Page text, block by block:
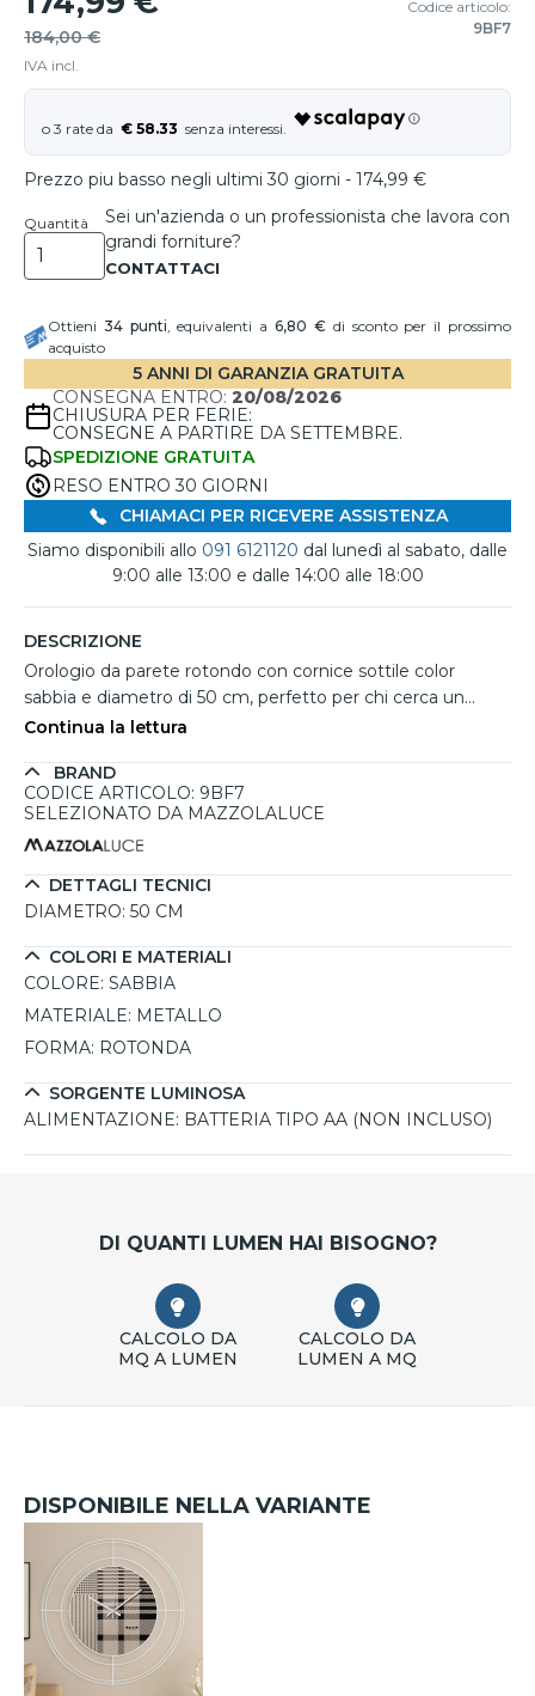
184,00 €
IVA incl.
Codice articolo:
9BF7
€ 58.33
Prezzo piu basso negli ultimi 30 giorni - 174,99 €
Quantità
Sei un'azienda o un professionista che lavora con
grandi forniture?
Ottieni 34punti, equivalenti a6,80 €di sconto per il prossimo
acquisto
5 ANNI DI GARANZIA GRATUITA
CONSEGNA ENTRO: 20/08/2026
CHIUSURA PER FERIE:
CONSEGNE A PARTIRE DA SETTEMBRE.
SPEDIZIONE GRATUITA
RESO ENTRO 30 GIORNI
CHIAMACI PER RICEVERE ASSISTENZA
Siamo disponibili allo 091 6121120 dal lunedì al sabato, dalle
9:00 alle 13:00 e dalle 14:00 alle 18:00
DESCRIZIONE
Orologio da parete rotondo con cornice sottile color
sabbia e diametro di 50 cm, perfetto per chi cerca un
elemento decorativo dal gusto elegante. Il quadrante,
movimento e ricercatezza visiva all’ambiente. Le lancette
nere garantiscono leggibilità senza rinunciare allo stile.
soggiorni e living moderni. Prodotto in Italia, funziona a
batteria AA (non inclusa) ed è pensato per valorizzare con
classe qualsiasi spazio.
Continua la lettura
BRAND
CODICE ARTICOLO: 9BF7
SELEZIONATO DA MAZZOLALUCE
DETTAGLI TECNICI
DIAMETRO: 50 CM
COLORI E MATERIALI
COLORE: SABBIA
MATERIALE: METALLO
FORMA: ROTONDA
SORGENTE LUMINOSA
ALIMENTAZIONE: BATTERIA TIPO AA (NON INCLUSO)
DI QUANTI LUMEN HAI BISOGNO?
CALCOLO DA
MQ A LUMEN
CALCOLO DA
LUMEN A MQ
DISPONIBILE NELLA VARIANTE